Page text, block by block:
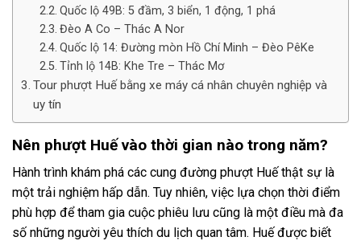
Quốc lộ 49B: 5 đầm, 3 biển, 1 động, 1 phá
Đèo A Co – Thác A Nor
Quốc lộ 14: Đường mòn Hồ Chí Minh – Đèo PêKe
Tỉnh lộ 14B: Khe Tre – Thác Mơ
Tour phượt Huế bằng xe máy cá nhân chuyên nghiệp và
uy tín
Nên phượt Huế vào thời gian nào trong năm?
Hành trình khám phá các cung đường phượt Huế thật sự là
một trải nghiệm hấp dẫn. Tuy nhiên, việc lựa chọn thời điểm
phù hợp để tham gia cuộc phiêu lưu cũng là một điều mà đa
số những người yêu thích du lịch quan tâm. Huế được biết